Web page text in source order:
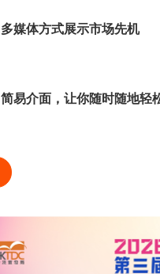
多媒体方式展示市场先机
简易介面，让你随时随地轻